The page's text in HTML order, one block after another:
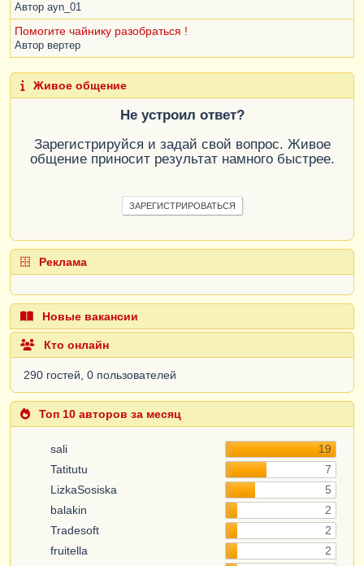
Автор ayn_01
Помогите чайнику разобраться !
Автор вертер
Живое общение
Не устроил ответ?
Зарегистрируйся и задай свой вопрос. Живое
общение приносит результат намного быстрее.
ЗАРЕГИСТРИРОВАТЬСЯ
Реклама
Новые вакансии
Кто онлайн
290 гостей, 0 пользователей
Топ 10 авторов за месяц
sali
19
Tatitutu
7
LizkaSosiska
5
balakin
2
Tradesoft
2
fruitella
2